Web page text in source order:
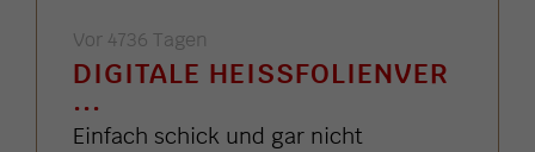
Vor 4736 Tagen
DIGITALE HEISSFOLIENVER .
..
Einfach schick und gar nicht